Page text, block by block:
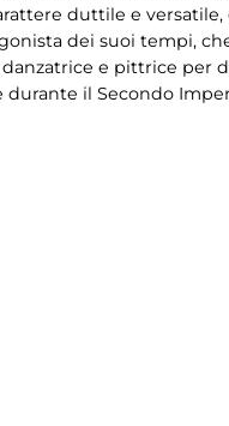
duttile e versatile,
dei suoi tempi,
danzatrice e pittrice per
durante il Secondo